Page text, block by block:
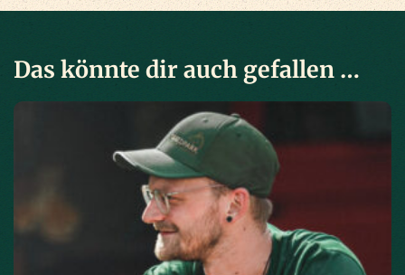
Das könnte dir auch gefallen …